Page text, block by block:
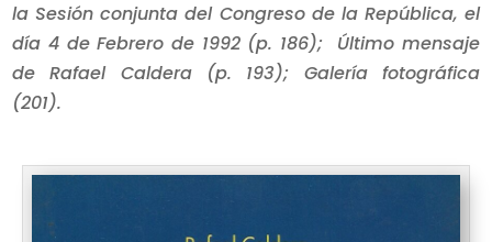
la Sesión conjunta del Congreso de la República, el
día 4 de Febrero de 1992 (p. 186); Último mensaje
de Rafael Caldera (p. 193); Galería fotográfica
(201).